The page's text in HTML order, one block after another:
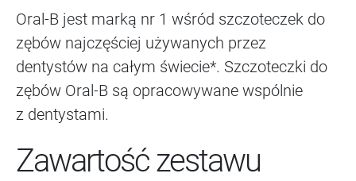
Oral-B jest marką nr 1 wśród szczoteczek do
zębów najczęściej używanych przez
dentystów na całym świecie*. Szczoteczki do
zębów Oral-B są opracowywane wspólnie
z dentystami.
Zawartość zestawu